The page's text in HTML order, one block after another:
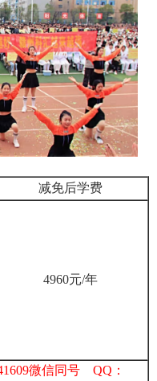
减免后学费
4960元/年
微信同号 QQ：